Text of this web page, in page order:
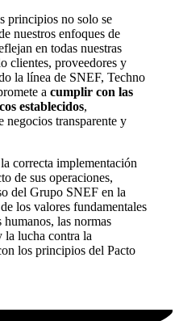
principios no solo se
nuestros enfoques de
en todas nuestras
clientes, proveedores y
la línea de SNEF, Techno
a cumplir con las
establecidos,
negocios transparente y
correcta implementación
de sus operaciones,
del Grupo SNEF en la
los valores fundamentales
humanos, las normas
la lucha contra la
los principios del Pacto